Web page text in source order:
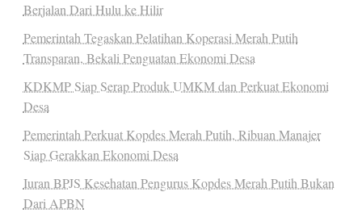
Berjalan Dari Hulu ke Hilir
Pemerintah Tegaskan Pelatihan Koperasi Merah Putih
Transparan, Bekali Penguatan Ekonomi Desa
KDKMP Siap Serap Produk UMKM dan Perkuat Ekonomi
Desa
Pemerintah Perkuat Kopdes Merah Putih, Ribuan Manajer
Siap Gerakkan Ekonomi Desa
Iuran BPJS Kesehatan Pengurus Kopdes Merah Putih Bukan
Dari APBN